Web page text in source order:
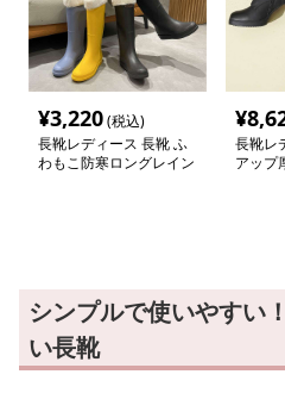
¥3,220(税込)
長靴レディース 長靴 ふ
わもこ防寒ロングレイン
¥
長靴レ
アップ
シンプルで使いやすい
い長靴